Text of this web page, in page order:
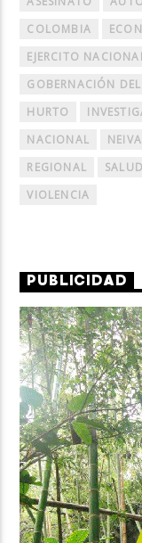
COLOMBIA
EJERCITO
GOBERNACIÓN
HURTO
NACIONAL
NEIVA
REGIONAL
SALUD
VIOLENCIA
PUBLICIDAD